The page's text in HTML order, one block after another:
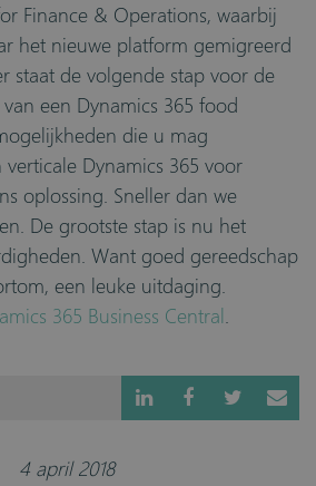
Finance & Operations, waarbij
het nieuwe platform gemigreerd
staat de volgende stap voor de
een Dynamics 365 food
die u mag
Dynamics 365 voor
oplossing. Sneller dan we
De grootste stap is nu het
Want goed gereedschap
een leuke uitdaging.
365 Business Central
4 april 2018